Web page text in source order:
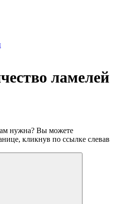
ламелей
нужна? Вы можете
кликнув по ссылке слевав